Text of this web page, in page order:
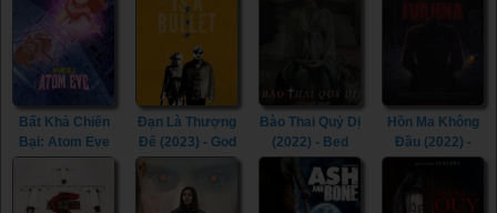
(2022)
Bất Khả Chiến
Bại: Atom Eve
(Tập Đặc Biệt)
(2023) -
Invincible: Atom
Đạn Là Thượng
Đế (2023) - God
Bào Thai Quỷ Dị
(2022) - Bed
Hồn Ma Không
Đầu (2022) -
Ivanna (2022)